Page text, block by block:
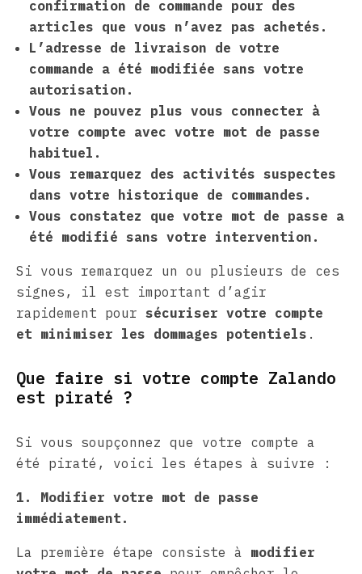
confirmation de commande pour des
articles que vous n’avez pas achetés.
L’adresse de livraison de votre
commande a été modifiée sans votre
autorisation.
Vous ne pouvez plus vous connecter à
votre compte avec votre mot de passe
habituel.
Vous remarquez des activités suspectes
dans votre historique de commandes.
Vous constatez que votre mot de passe a
été modifié sans votre intervention.
Si vous remarquez un ou plusieurs de ces
signes, il est important d’agir
rapidement pour sécuriser votre compte
et minimiser les dommages potentiels .
Que faire si votre compte Zalando
est piraté ?
Si vous soupçonnez que votre compte a
été piraté, voici les étapes à suivre :
1. Modifier votre mot de passe
immédiatement.
La première étape consiste à modifier